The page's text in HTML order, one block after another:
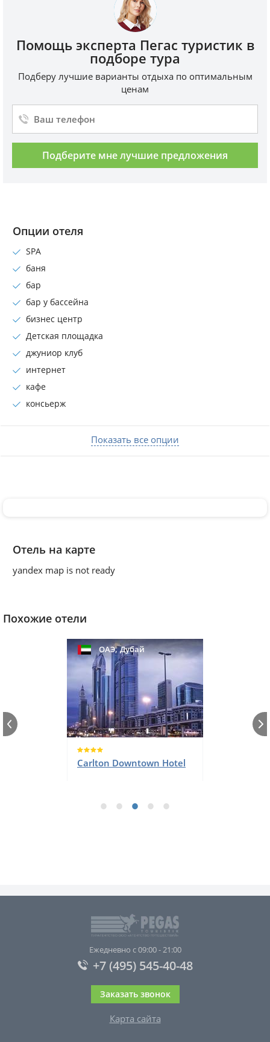
Помощь эксперта Пегас туристик в
подборе тура
Подберу лучшие варианты отдыха по оптимальным
ценам
Подберите мне лучшие предложения
Опции отеля
SPA
баня
бар
бар у бассейна
бизнес центр
Детская площадка
джуниор клуб
интернет
кафе
консьеpж
Показать все опции
Отель на карте
yandex map is not ready
Похожие отели
ОАЭ,Дубай
Carlton Downtown Hotel
Ежедневно с 09:00 - 21:00
+7 (495) 545-40-48
Заказать звонок
Карта сайта